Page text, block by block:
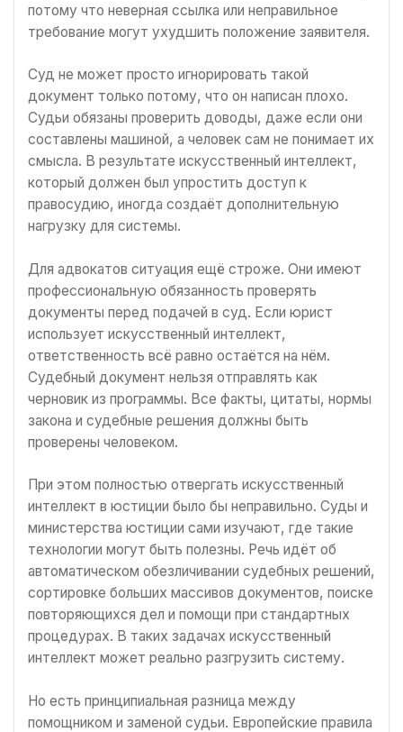
потому что неверная ссылка или неправильное
требование могут ухудшить положение заявителя.
Суд не может просто игнорировать такой
документ только потому, что он написан плохо.
Судьи обязаны проверить доводы, даже если они
составлены машиной, а человек сам не понимает их
смысла. В результате искусственный интеллект,
который должен был упростить доступ к
правосудию, иногда создаёт дополнительную
нагрузку для системы.
Для адвокатов ситуация ещё строже. Они имеют
профессиональную обязанность проверять
документы перед подачей в суд. Если юрист
использует искусственный интеллект,
ответственность всё равно остаётся на нём.
Судебный документ нельзя отправлять как
черновик из программы. Все факты, цитаты, нормы
закона и судебные решения должны быть
проверены человеком.
При этом полностью отвергать искусственный
интеллект в юстиции было бы неправильно. Суды и
министерства юстиции сами изучают, где такие
технологии могут быть полезны. Речь идёт об
автоматическом обезличивании судебных решений,
сортировке больших массивов документов, поиске
повторяющихся дел и помощи при стандартных
процедурах. В таких задачах искусственный
интеллект может реально разгрузить систему.
Но есть принципиальная разница между
помощником и заменой судьи. Европейские правила